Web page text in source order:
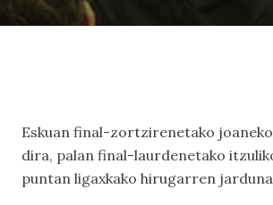
Eskuan final-zortzirenetako
dira, palan final-laurdenetako
puntan ligaxkako hirugarren